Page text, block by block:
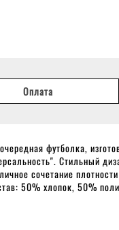
Оплата
футболка,
Стильный
сочетание плотности
50% хлопок, 50%